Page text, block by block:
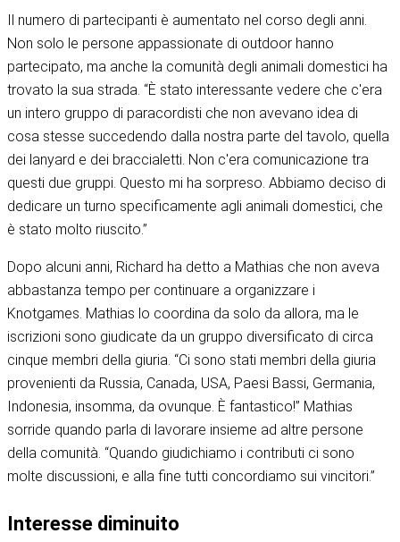
Il numero di partecipanti è aumentato nel corso degli anni.
Non solo le persone appassionate di outdoor hanno
partecipato, ma anche la comunità degli animali domestici ha
trovato la sua strada. “È stato interessante vedere che c'era
un intero gruppo di paracordisti che non avevano idea di
cosa stesse succedendo dalla nostra parte del tavolo, quella
dei lanyard e dei braccialetti. Non c'era comunicazione tra
questi due gruppi. Questo mi ha sorpreso. Abbiamo deciso di
dedicare un turno specificamente agli animali domestici, che
è stato molto riuscito.”
Dopo alcuni anni, Richard ha detto a Mathias che non aveva
abbastanza tempo per continuare a organizzare i
Knotgames. Mathias lo coordina da solo da allora, ma le
iscrizioni sono giudicate da un gruppo diversificato di circa
cinque membri della giuria. “Ci sono stati membri della giuria
provenienti da Russia, Canada, USA, Paesi Bassi, Germania,
Indonesia, insomma, da ovunque. È fantastico!” Mathias
sorride quando parla di lavorare insieme ad altre persone
della comunità. “Quando giudichiamo i contributi ci sono
molte discussioni, e alla fine tutti concordiamo sui vincitori.”
Interesse diminuito